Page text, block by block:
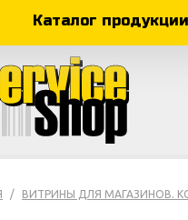
Каталог продукции
ВИТРИНЫ ДЛЯ МАГАЗИНОВ.